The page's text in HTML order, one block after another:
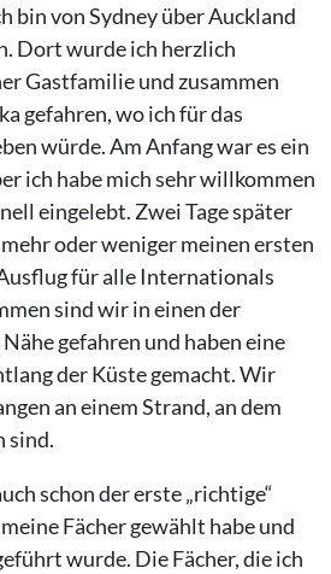
bin von Sydney über Auckland
Dort wurde ich herzlich
Gastfamilie und zusammen
gefahren, wo ich für das
würde. Am Anfang war es ein
ich habe mich sehr willkommen
eingelebt. Zwei Tage später
oder weniger meinen ersten
für alle Internationals
sind wir in einen der
gefahren und haben eine
der Küste gemacht. Wir
an einem Strand, an dem
sind.
schon der erste „richtige“
Fächer gewählt habe und
wurde. Die Fächer, die ich